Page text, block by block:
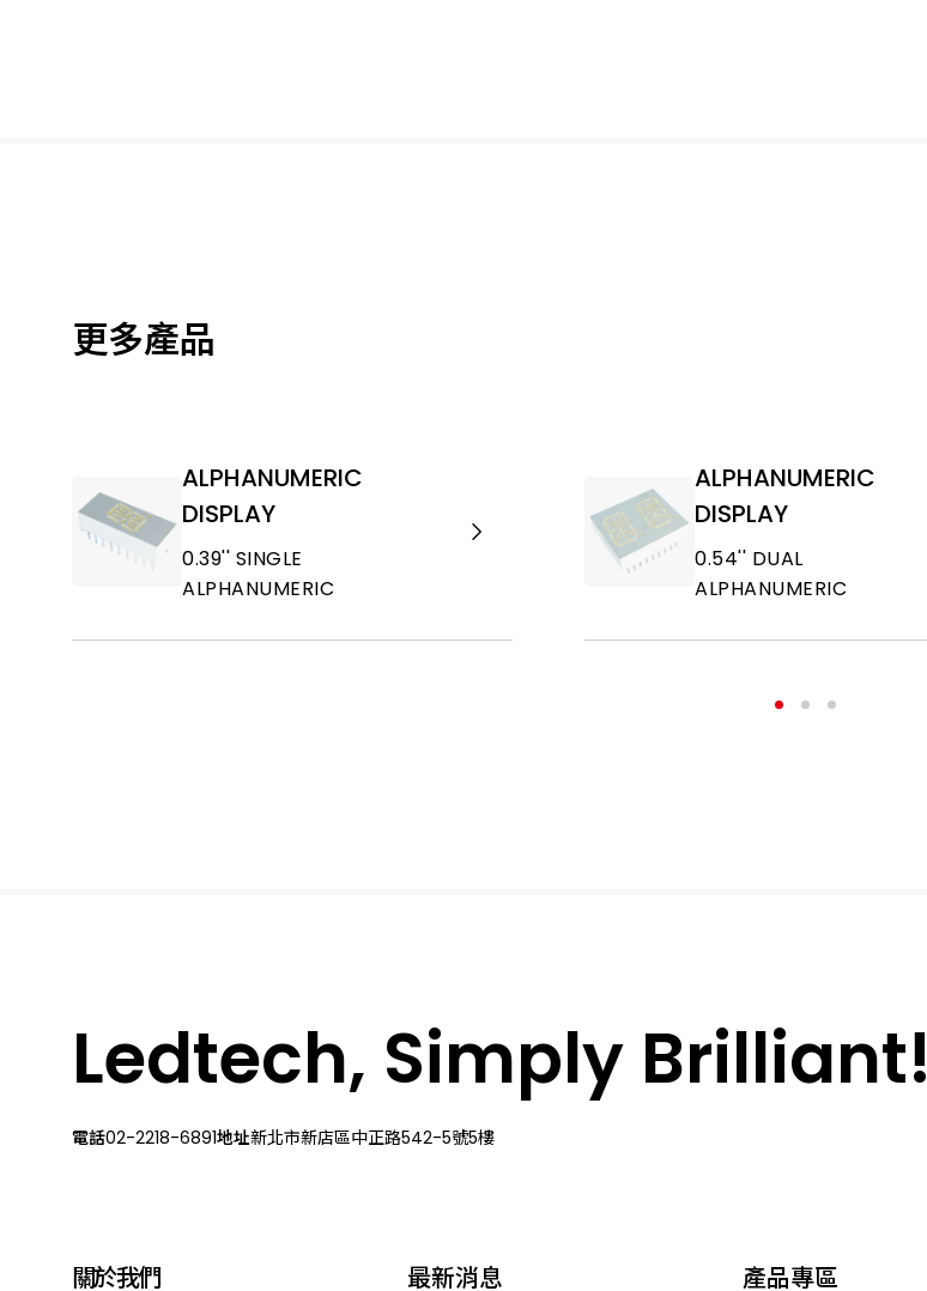
更多產品
ALPHANUMERIC
DISPLAY
0.39'' SINGLE
ALPHANUMERIC
ALPHANUMERIC
DISPLAY
0.54'' DUAL
ALPHANUMERIC
Ledtech, Simply Brilliant!
電話02-2218-6891地址新北市新店區中正路542-5號5樓
關於我們 最新消息 產品專區